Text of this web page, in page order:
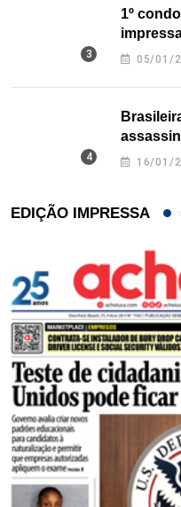
1º
Texas
05/01/
16/01/
EDIÇÃO IMPRESSA